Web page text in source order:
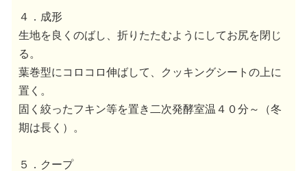
４．成形
生地を良くのばし、折りたたむようにしてお尻を閉じ
る。
葉巻型にコロコロ伸ばして、クッキングシートの上に
置く。
固く絞ったフキン等を置き二次発酵室温４０分～（冬
期は長く）。
５．クープ